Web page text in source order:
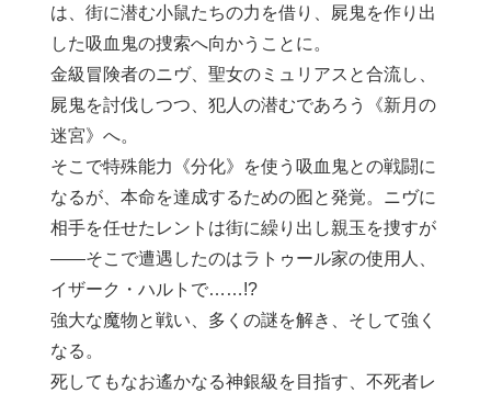
は、街に潜む小鼠たちの力を借り、屍鬼を作り出
した吸血鬼の捜索へ向かうことに。
金級冒険者のニヴ、聖女のミュリアスと合流し、
屍鬼を討伐しつつ、犯人の潜むであろう《新月の
迷宮》へ。
そこで特殊能力《分化》を使う吸血鬼との戦闘に
なるが、本命を達成するための囮と発覚。ニヴに
相手を任せたレントは街に繰り出し親玉を捜すが
――そこで遭遇したのはラトゥール家の使用人、
イザーク・ハルトで……!?
強大な魔物と戦い、多くの謎を解き、そして強く
なる。
死してもなお遙かなる神銀級を目指す、不死者レ